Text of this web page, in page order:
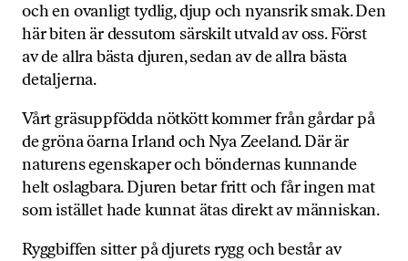
och en ovanligt tydlig, djup och nyansrik smak. Den
här biten är dessutom särskilt utvald av oss. Först
av de allra bästa djuren, sedan av de allra bästa
detaljerna.
Vårt gräsuppfödda nötkött kommer från gårdar på
de gröna öarna Irland och Nya Zeeland. Där är
naturens egenskaper och böndernas kunnande
helt oslagbara. Djuren betar fritt och får ingen mat
som istället hade kunnat ätas direkt av människan.
Ryggbiffen sitter på djurets rygg och består av